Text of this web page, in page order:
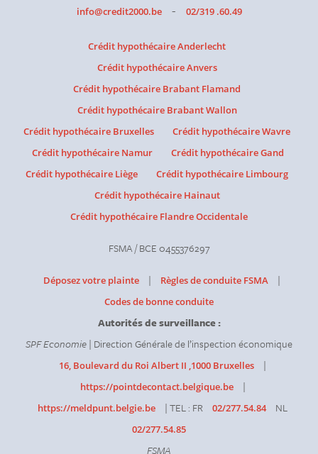
info@credit2000.be - 02/319 .60.49
Crédit hypothécaire Anderlecht
Crédit hypothécaire Anvers
Crédit hypothécaire Brabant Flamand
Crédit hypothécaire Brabant Wallon
Crédit hypothécaire Bruxelles
Crédit hypothécaire Wavre
Crédit hypothécaire Namur
Crédit hypothécaire Gand
Crédit hypothécaire Liège
Crédit hypothécaire Limbourg
Crédit hypothécaire Hainaut
Crédit hypothécaire Flandre Occidentale
FSMA / BCE 0455376297
Déposez votre plainte | Règles de conduite FSMA |
Codes de bonne conduite
Autorités de surveillance :
SPF Economie| Direction Générale de l’inspection économique
16, Boulevard du Roi Albert II ,1000 Bruxelles |
https://pointdecontact.belgique.be |
https://meldpunt.belgie.be | TEL : FR 02/277.54.84 NL
02/277.54.85
FSMA